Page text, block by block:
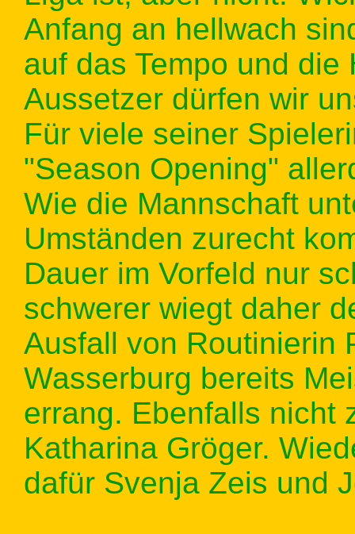
Anfang an hellwach
auf das Tempo und
Aussetzer dürfen wir
Für viele seiner
"Season Opening"
Wie die Mannschaft
Umständen zurecht
Dauer im Vorfeld nur
schwerer wiegt daher
Ausfall von Routinierin
Wasserburg bereits
errang. Ebenfalls nicht
Katharina Gröger.
dafür Svenja Zeis und